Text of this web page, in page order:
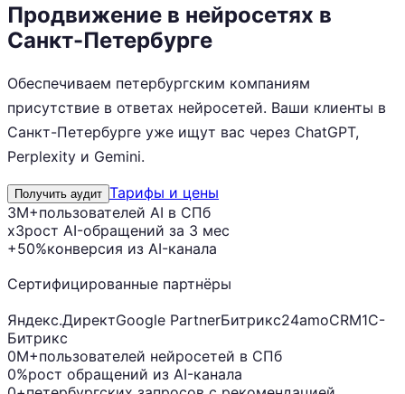
Продвижение в нейросетях в
Санкт-Петербурге
Обеспечиваем петербургским компаниям
присутствие в ответах нейросетей. Ваши клиенты в
Санкт-Петербурге уже ищут вас через ChatGPT,
Perplexity и Gemini.
Получить аудит Тарифы и цены
3M+пользователей AI в СПб
x3рост AI-обращений за 3 мес
+50%конверсия из AI-канала
Сертифицированные партнёры
Яндекс.ДиректGoogle PartnerБитрикс24amoCRM1С-
Битрикс
0M+пользователей нейросетей в СПб
0%рост обращений из AI-канала